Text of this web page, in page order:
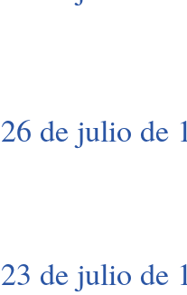
de julio de
de julio de